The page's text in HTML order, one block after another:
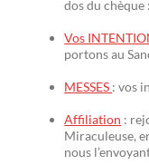
dos du chèque
Vos
portons au
MESSES : vos
Affiliation :
Miraculeuse,
nous